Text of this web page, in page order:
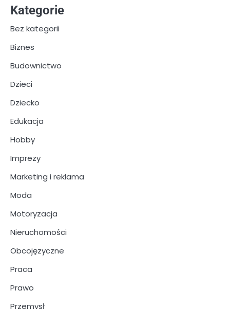
Kategorie
Bez kategorii
Biznes
Budownictwo
Dzieci
Dziecko
Edukacja
Hobby
Imprezy
Marketing i reklama
Moda
Motoryzacja
Nieruchomości
Obcojęzyczne
Praca
Prawo
Przemysł